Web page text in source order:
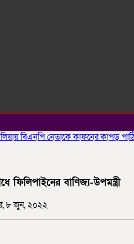
বিএনপি নেতাকে কাফনের কাপড় পাঠিয়ে
ফিলিপাইনের বাণিজ্য-উপমন্ত্রী
৮ জুন, ২০২২